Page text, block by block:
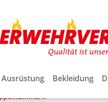
Ausrüstung Bekleidung